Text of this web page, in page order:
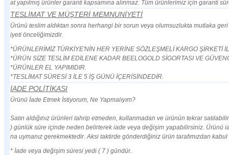
at yapılmış ürünler garanti kapsamına alınmaz. Tüm ürünlerimiz için garanti
TESLİMAT VE MÜŞTERİ MEMNUNİYETİ
Ürünü teslim aldıktan sonra herhangi bir sorun veya olumsuzlukta mutlaka
iyeti önceliğimizdir.
*ÜRÜNLERİMİZ TÜRKİYE'NİN HER YERİNE SÖZLEŞMELİ KARGO ŞİRKETİ
*ÜRÜN SİZE TESLİM EDİLENE KADAR BEELOGOLD SİGORTASI VE
*ÜRÜNLER EL YAPIMIDIR.
*TESLİMAT SÜRESİ 3 İLE 5 İŞ GÜNÜ İÇERİSİNDEDİR.
İADE POLİTİKASI
Ürünü İade Etmek İstiyorum, Ne Yapmalıyım?
Satın aldığınız ürünleri tahrip etmeden, kullanmadan ve ürünün tekrar
) günlük süre içinde neden belirterek iade veya değişim yapabilirsiniz. Ürünü
na uymanız gerekmektedir. Aksi taktirde gönderdiğiniz ürün tarafımızdan
* İade veya değişim süresi yedi ( 7 ) gündür.